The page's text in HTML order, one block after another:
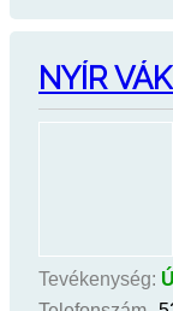
NYÍR
Tevékenység: